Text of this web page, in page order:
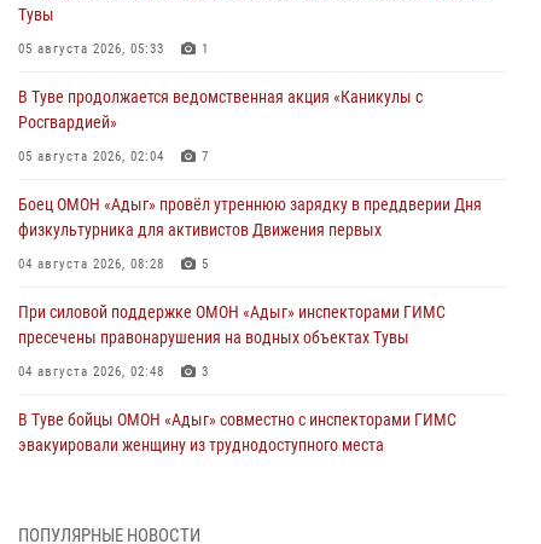
Тувы
05 августа 2026, 05:33 1
В Туве продолжается ведомственная акция «Каникулы с
Росгвардией»
05 августа 2026, 02:04 7
Боец ОМОН «Адыг» провёл утреннюю зарядку в преддверии Дня
физкультурника для активистов Движения первых
04 августа 2026, 08:28 5
При силовой поддержке ОМОН «Адыг» инспекторами ГИМС
пресечены правонарушения на водных объектах Тувы
04 августа 2026, 02:48 3
В Туве бойцы ОМОН «Адыг» совместно с инспекторами ГИМС
эвакуировали женщину из труднодоступного места
Росгвардия проверила организацию отдыха детей в детских
ПОПУЛЯРНЫЕ НОВОСТИ